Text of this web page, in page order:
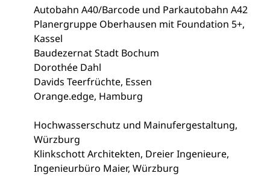
Autobahn A40/Barcode und Parkautobahn A42
Planergruppe Oberhausen mit Foundation 5+,
Kassel
Baudezernat Stadt Bochum
Dorothée Dahl
Davids Teerfrüchte, Essen
Orange.edge, Hamburg
Hochwasserschutz und Mainufergestaltung,
Würzburg
Klinkschott Architekten, Dreier Ingenieure,
Ingenieurbüro Maier, Würzburg